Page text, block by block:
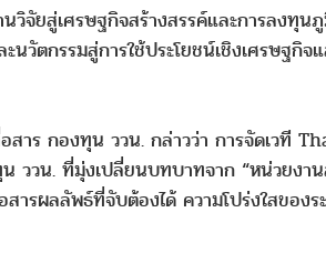
จัยสู่เศรษฐกิจสร้างสรรค์และการลงทุ
วัตกรรมสู่การใช้ประโยชน์เชิงเศรษฐกิ
าร กองทุน ววน. กล่าวว่า การจัดเวที
ววน. ที่มุ่งเปลี่ยนบทบาทจาก “หน่วยงา
ารผลลัพธ์ที่จับต้องได้ ความโปร่งใสของ